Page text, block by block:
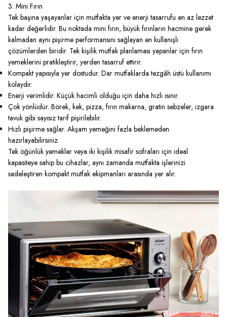
3. Mini Fırın
Tek başına yaşayanlar için mutfakta yer ve enerji tasarrufu en az lezzet
kadar değerlidir. Bu noktada mini fırın, büyük fırınların hacmine gerek
kalmadan aynı pişirme performansını sağlayan en kullanışlı
çözümlerden biridir. Tek kişilik mutfak planlaması yapanlar için fırın
yemeklerini pratikleştirir, yerden tasarruf ettirir.
Kompakt yapısıyla yer dostudur. Dar mutfaklarda tezgâh üstü kullanımı
kolaydır.
Enerji verimlidir. Küçük hacimli olduğu için daha hızlı ısınır.
Çok yönlüdür. Börek, kek, pizza, fırın makarna, gratin sebzeler, ızgara
tavuk gibi sayısız tarif pişirilebilir.
Hızlı pişirme sağlar. Akşam yemeğini fazla beklemeden
hazırlayabilirsiniz.
Tek öğünlük yemekler veya iki kişilik misafir sofraları için ideal
kapasiteye sahip bu cihazlar, aynı zamanda mutfakta işlerinizi
sadeleştiren kompakt mutfak ekipmanları arasında yer alır.